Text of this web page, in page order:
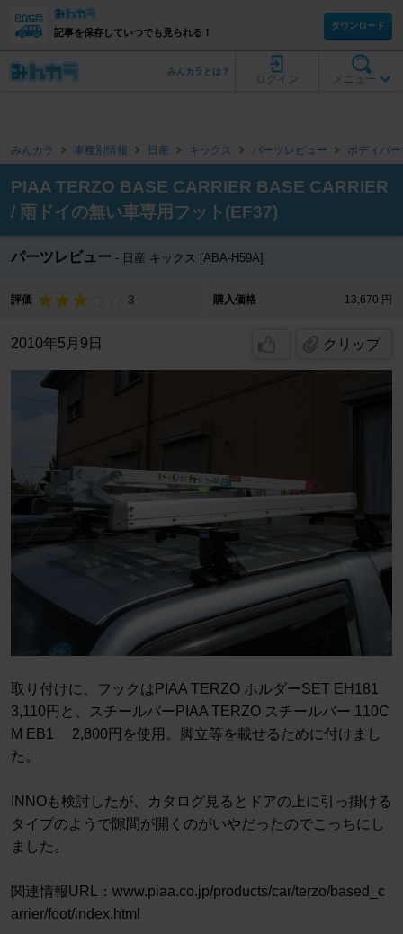
記事を保存していつでも見られる！
ダウンロード
メニュー
ログイン
みんカラとは？
みんカラ 車種別情報 日産 キックス パーツレビュー ボディパ
PIAA TERZO BASE CARRIER BASE CARRIER
/ 雨ドイの無い車専用フット(EF37)
パーツレビュー 日産 キックス [ABA-H59A]
評価 3 購入価格 13,670 円
2010年5月9日 クリップ
取り付けに、フックはPIAA TERZO ホルダーSET EH181
3,110円と、スチールバーPIAA TERZO スチールバー 110C
M EB1 2,800円を使用。脚立等を載せるために付けまし
た。
INNOも検討したが、カタログ見るとドアの上に引っ掛ける
タイプのようで隙間が開くのがいやだったのでこっちにし
ました。
関連情報URL：www.piaa.co.jp/products/car/terzo/based_c
arrier/foot/index.html